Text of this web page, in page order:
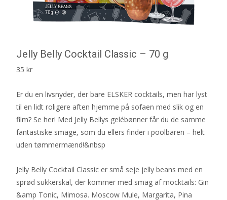
Jelly Belly Cocktail Classic – 70 g
35 kr
Er du en livsnyder, der bare ELSKER cocktails, men har lyst
til en lidt roligere aften hjemme på sofaen med slik og en
film? Se her! Med Jelly Bellys gelébønner får du de samme
fantastiske smage, som du ellers finder i poolbaren – helt
uden tømmermænd!&nbsp
Jelly Belly Cocktail Classic er små seje jelly beans med en
sprød sukkerskal, der kommer med smag af mocktails: Gin
&amp Tonic, Mimosa. Moscow Mule, Margarita, Pina